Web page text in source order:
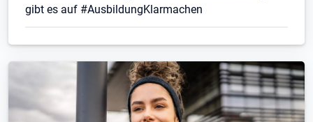
gibt es auf #AusbildungKlarmachen